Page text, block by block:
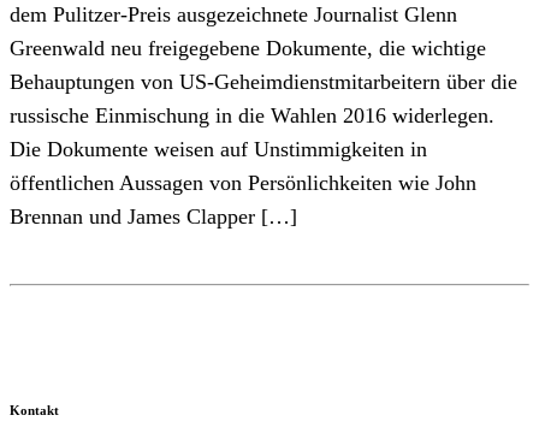
dem Pulitzer-Preis ausgezeichnete Journalist Glenn
Greenwald neu freigegebene Dokumente, die wichtige
Behauptungen von US-Geheimdienstmitarbeitern über die
russische Einmischung in die Wahlen 2016 widerlegen.
Die Dokumente weisen auf Unstimmigkeiten in
öffentlichen Aussagen von Persönlichkeiten wie John
Brennan und James Clapper […]
Kontakt